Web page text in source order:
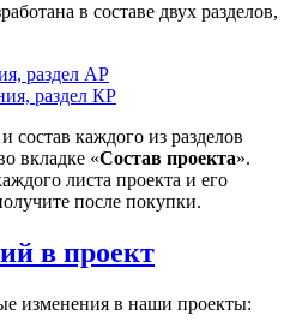
в составе двух разделов,
раздел АР
раздел КР
состав каждого из разделов
вкладке «Состав проекта».
листа проекта и его
после покупки.
в проект
изменения в наши проекты: